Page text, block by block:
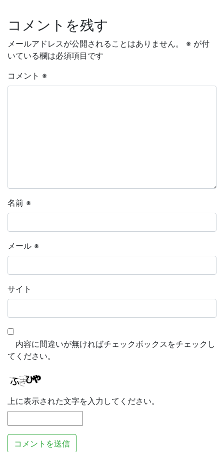
コメントを残す
メールアドレスが公開されることはありません。 ※ が付
いている欄は必須項目です
コメント ※
名前 ※
メール ※
サイト
内容に間違いが無ければチェックボックスをチェックし
てください。
上に表示された文字を入力してください。